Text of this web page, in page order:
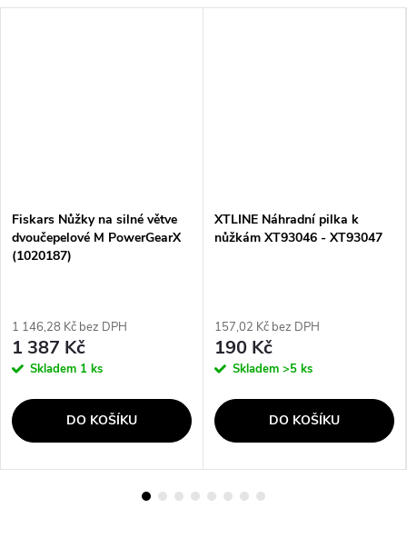
Fiskars Nůžky na silné větve
dvoučepelové M PowerGearX
(1020187)
1 146,28 Kč bez DPH
1 387 Kč
Skladem 1 ks
DO KOŠÍKU
XTLINE Náhradní pilka k
nůžkám XT93046 - XT93047
157,02 Kč bez DPH
190 Kč
Skladem >5 ks
DO KOŠÍKU